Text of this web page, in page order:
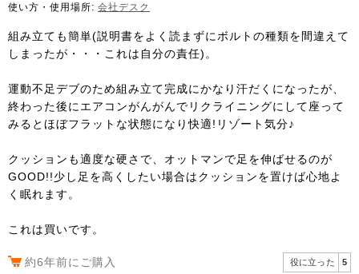
使い方・使用場所: 会社デスク
組み立ても簡単(説明書をよく読まずにボルトの種類を間違えて
しまったが・・・これは自分の責任)。
運動不足デブのため組み立て完成にかなり汗だくになったが、
終わった後にエアコンがんがんでリクライニングにして座って
みるとほぼフラットな状態になり快適!リゾート気分♪
クッションも適度な硬さで、オットマンで足を伸ばせるのが
GOOD!!少し足を高くしたい場合はクッションを置けば心地よ
く眠れます。
これは買いです。
約6年前にご購入 役に立った 5